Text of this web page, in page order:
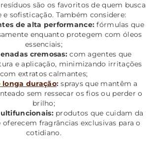
são os favoritos de quem busca
e sofisticação. Também considere:
de alta performance: fórmulas que
enquanto protegem com óleos
essenciais;
cremosas:com agentes que
e aplicação, minimizando irritações
com extratos calmantes;
longa duração: sprays que mantêm a
sem ressecar os fios ou perder o
brilho;
produtos que cuidam da
fragrâncias exclusivas para o
cotidiano.